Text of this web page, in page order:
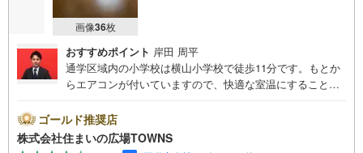
画像36枚
おすすめポイント 岸田 周平
通学区域内の小学校は横山小学校で徒歩11分です。もとか
らエアコンが付いていますので、快適な室温にすることが
ッチン付きの物件で作業効率がとても良くなります。室内
の環境も良好な、住みよい中古の戸建て物件となっており
ます。南西向きの物件です。駅まで徒歩12分の場所にある
ゴールド推奨店
株式会社住まいの広場TOWNS